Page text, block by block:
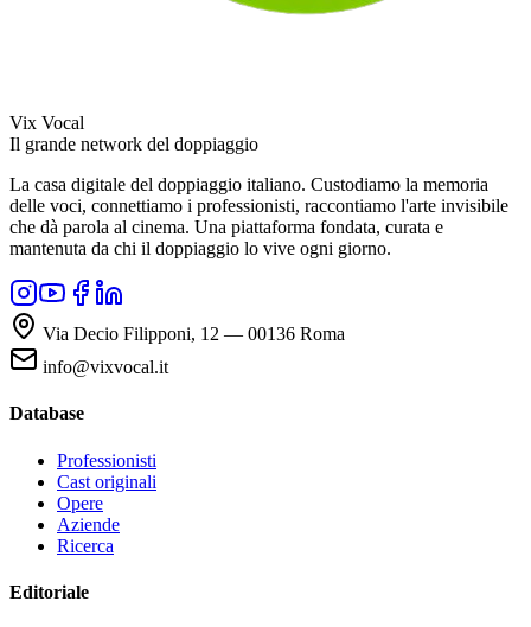
Vix Vocal
Il grande network del doppiaggio
La casa digitale del doppiaggio italiano. Custodiamo la memoria
delle voci, connettiamo i professionisti, raccontiamo l'arte invisibile
che dà parola al cinema. Una piattaforma fondata, curata e
mantenuta da chi il doppiaggio lo vive ogni giorno.
Via Decio Filipponi, 12 — 00136 Roma
info@vixvocal.it
Database
Professionisti
Cast originali
Opere
Aziende
Ricerca
Editoriale